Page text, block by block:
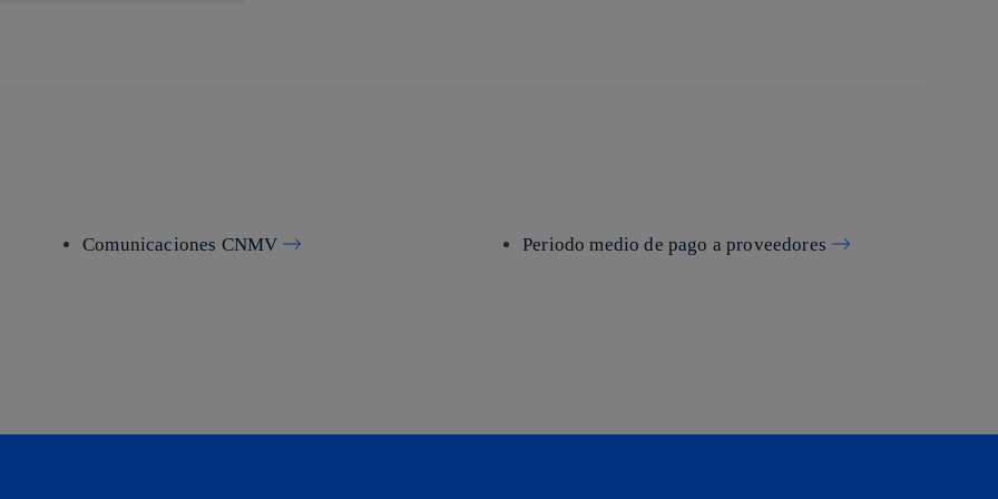
Comunicaciones CNMV Periodo medio de pago a proveedores